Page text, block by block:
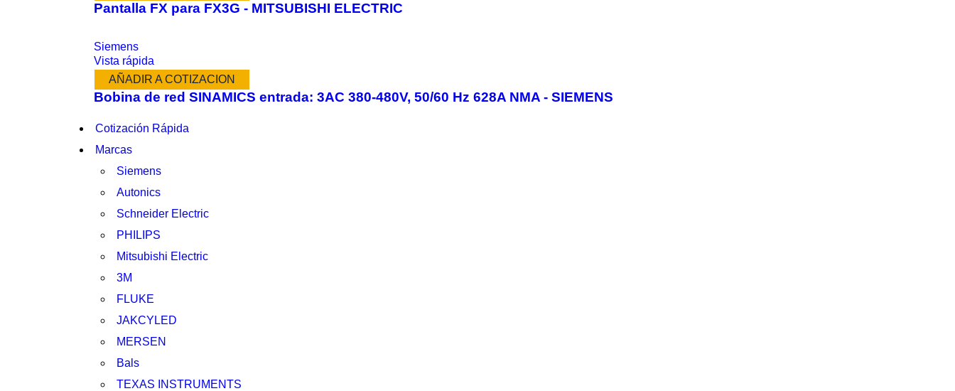
Pantalla FX para FX3G - MITSUBISHI ELECTRIC
Siemens
Vista rápida
AÑADIR A COTIZACION
Bobina de red SINAMICS entrada: 3AC 380-480V, 50/60 Hz 628A NMA - SIEMENS
Cotización Rápida
Marcas
Siemens
Autonics
Schneider Electric
PHILIPS
Mitsubishi Electric
3M
FLUKE
JAKCYLED
MERSEN
Bals
TEXAS INSTRUMENTS